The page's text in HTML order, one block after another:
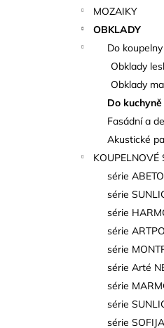
MOZAIKY
OBKLADY
Do koupelny
Obklady
Obklady
Do kuchyně
Fasádní a
Akustické
KOUPELNOVÉ
série
série
série
série
série
série Arté
série
série
série SOFIJA
KERAMICKÁ
MATNÁ 60X60
499 Kč